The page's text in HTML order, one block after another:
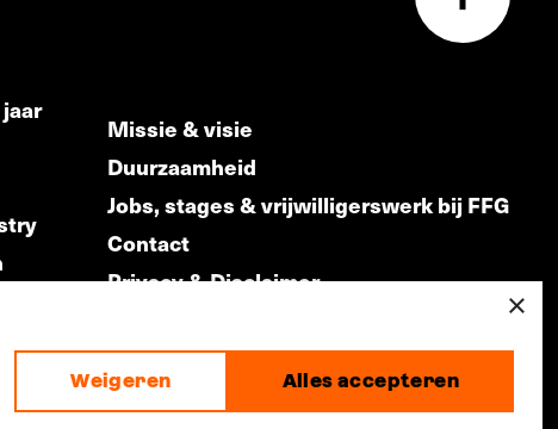
Missie & visie
Duurzaamheid
Jobs, stages & vrijwilligerswerk bij FFG
Contact
Privacy & Disclaimer
made by
×
Alles accepteren
Weigeren